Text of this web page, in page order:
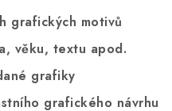
grafických motivů
věku, textu apod.
grafiky
grafického návrhu